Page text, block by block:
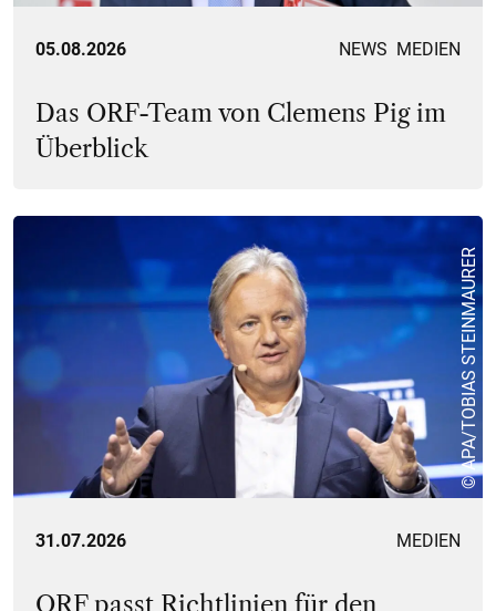
05.08.2026 NEWS MEDIEN
Das ORF-Team von Clemens Pig im
Überblick
© APA/TOBIAS STEINMAURER
31.07.2026 MEDIEN